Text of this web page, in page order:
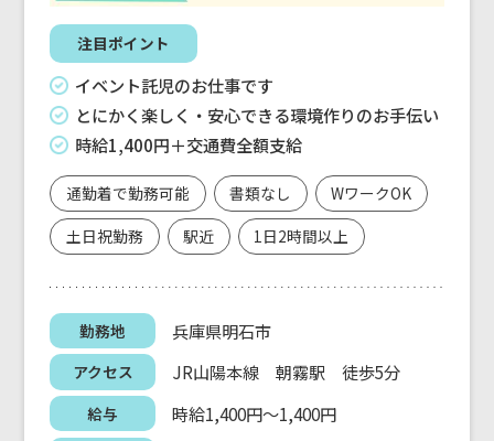
注目ポイント
イベント託児のお仕事です
とにかく楽しく・安心できる環境作りのお手伝い
時給1,400円＋交通費全額支給
通勤着で勤務可能 書類なし
WワークOK
土日祝勤務
駅近 1日2時間以上
勤務地 兵庫県明石市
アクセス JR山陽本線 朝霧駅 徒歩5分
給与 時給1,400円～1,400円